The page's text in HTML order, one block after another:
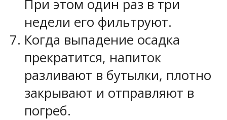
При этом один раз в три
недели его фильтруют.
Когда выпадение осадка
прекратится, напиток
разливают в бутылки, плотно
закрывают и отправляют в
погреб.